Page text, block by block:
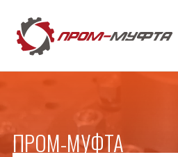
ПРОМ-МУФТА
СПЕЦИАЛИСТЫ В СВОЕМ ДЕЛЕ